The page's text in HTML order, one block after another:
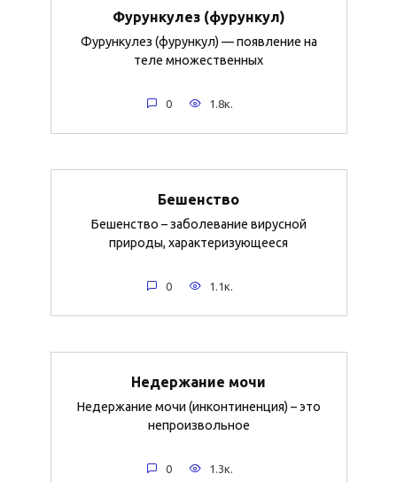
Фурункулез (фурункул)
Фурункулез (фурункул) — появление на
теле множественных
0 1.8к.
Бешенство
Бешенство – заболевание вирусной
природы, характеризующееся
0 1.1к.
Недержание мочи
Недержание мочи (инконтиненция) – это
непроизвольное
0 1.3к.